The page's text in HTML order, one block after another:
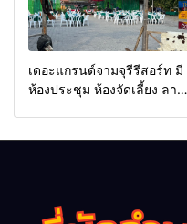
เดอะแกรนด์จามจุรีรีสอร์ท มี
ห้องประชุม ห้องจัดเลี้ยง ลาน